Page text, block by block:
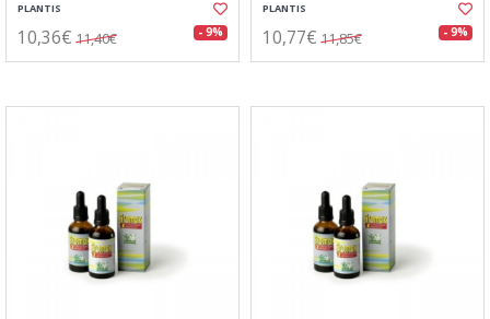
PLANTIS
10,36€ 11,40€ - 9%
PLANTIS
10,77€ 11,85€ - 9%